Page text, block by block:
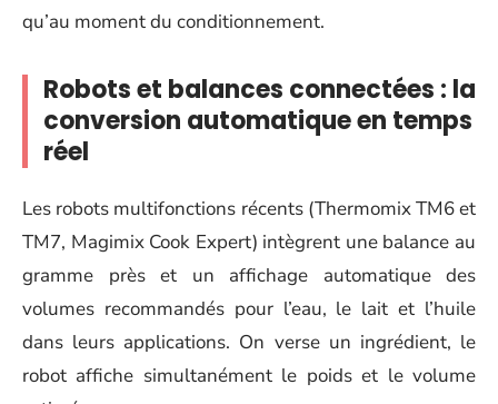
qu’au moment du conditionnement.
Robots et balances connectées : la
conversion automatique en temps
réel
Les robots multifonctions récents (Thermomix TM6 et
TM7, Magimix Cook Expert) intègrent une balance au
gramme près et un affichage automatique des
volumes recommandés pour l’eau, le lait et l’huile
dans leurs applications. On verse un ingrédient, le
robot affiche simultanément le poids et le volume